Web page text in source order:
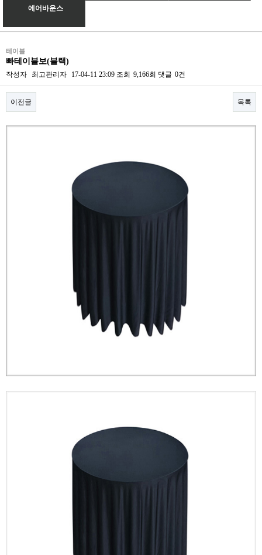
에어바운스
테이블
빠테이블보(블랙)
작성자 최고관리자 17-04-11 23:09 조회 9,166회 댓글 0건
이전글 목록